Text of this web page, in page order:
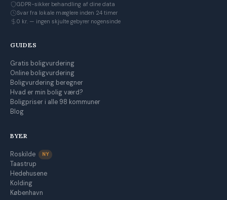
GDPR-sikker behandling af dine data
Svar fra lokale mæglere inden 24 timer
0 kr. — ingen skjulte gebyrer nogensinde
GUIDES
Gratis boligvurdering
Online boligvurdering
Boligvurdering beregner
Hvad er min bolig værd?
Boligpriser i alle 98 kommuner
Blog
BYER
Roskilde NY
Taastrup
Hedehusene
Kolding
København